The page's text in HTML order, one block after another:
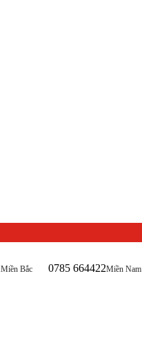
Miền Bắc 0785 664422Miền Nam